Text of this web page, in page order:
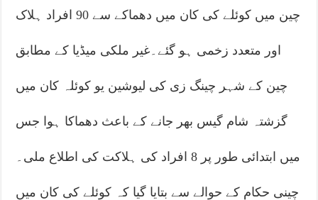
چین میں کوئلے کی کان میں دھماکے سے 90 افراد ہلاک
اور متعدد زخمی ہو گئے۔غیر ملکی میڈیا کے مطابق
چین کے شہر چینگ زی کی لیوشین یو کوئلہ کان میں
گزشتہ شام گیس بھر جانے کے باعث دھماکا ہوا جس
میں ابتدائی طور پر 8 افراد کی ہلاکت کی اطلاع ملی۔
چینی حکام کے حوالے سے بتایا گیا کہ کوئلے کی کان میں